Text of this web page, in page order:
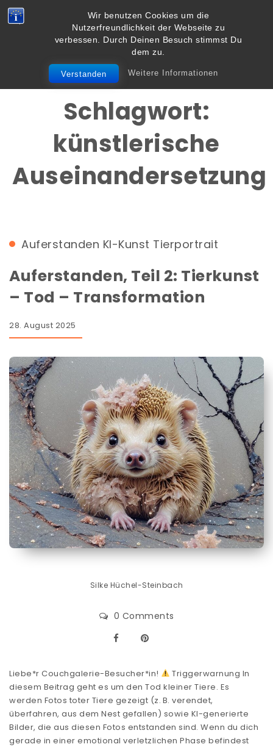
Wir benutzen Cookies um die
Nutzerfreundlichkeit der Webseite zu
verbessen. Durch Deinen Besuch stimmst Du
dem zu.
Verstanden Weitere Informationen
Skip to content
Vielbegabt.de
Toggle
navigation
Schlagwort:
künstlerische
Auseinandersetzung
Auferstanden KI-Kunst Tierportrait
Auferstanden, Teil 2: Tierkunst
– Tod – Transformation
28. August 2025
Silke Hüchel-Steinbach
0 Comments
Liebe*r Couchgalerie-Besucher*in!
Triggerwarnung In
diesem Beitrag geht es um den Tod kleiner Tiere. Es
werden Fotos toter Tiere gezeigt (z. B. verendet,
überfahren, aus dem Nest gefallen) sowie KI-generierte
Bilder, die aus diesen Fotos entstanden sind. Wenn du dich
gerade in einer emotional verletzlichen Phase befindest